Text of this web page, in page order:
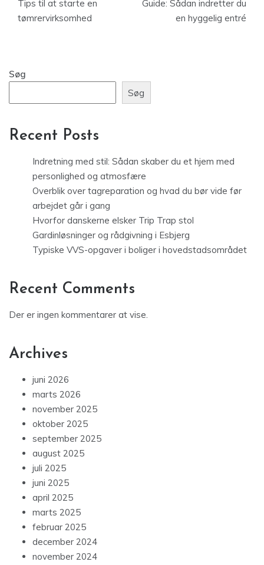
Tips til at starte en
tømrervirksomhed
Guide: Sådan indretter du
en hyggelig entré
Søg
Søg
Recent Posts
Indretning med stil: Sådan skaber du et hjem med
personlighed og atmosfære
Overblik over tagreparation og hvad du bør vide før
arbejdet går i gang
Hvorfor danskerne elsker Trip Trap stol
Gardinløsninger og rådgivning i Esbjerg
Typiske VVS-opgaver i boliger i hovedstadsområdet
Recent Comments
Der er ingen kommentarer at vise.
Archives
juni 2026
marts 2026
november 2025
oktober 2025
september 2025
august 2025
juli 2025
juni 2025
april 2025
marts 2025
februar 2025
december 2024
november 2024